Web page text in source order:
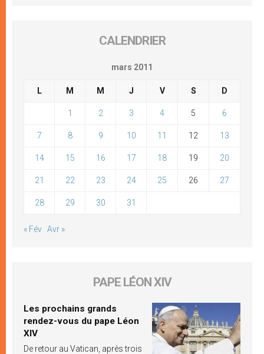
CALENDRIER
mars 2011
L M M J V S D
1 2 3 4 5 6
7 8 9 10 11 12 13
14 15 16 17 18 19 20
21 22 23 24 25 26 27
28 29 30 31
« Fév Avr »
PAPE LÉON XIV
Les prochains grands
rendez-vous du pape Léon
XIV
De retour au Vatican, après trois